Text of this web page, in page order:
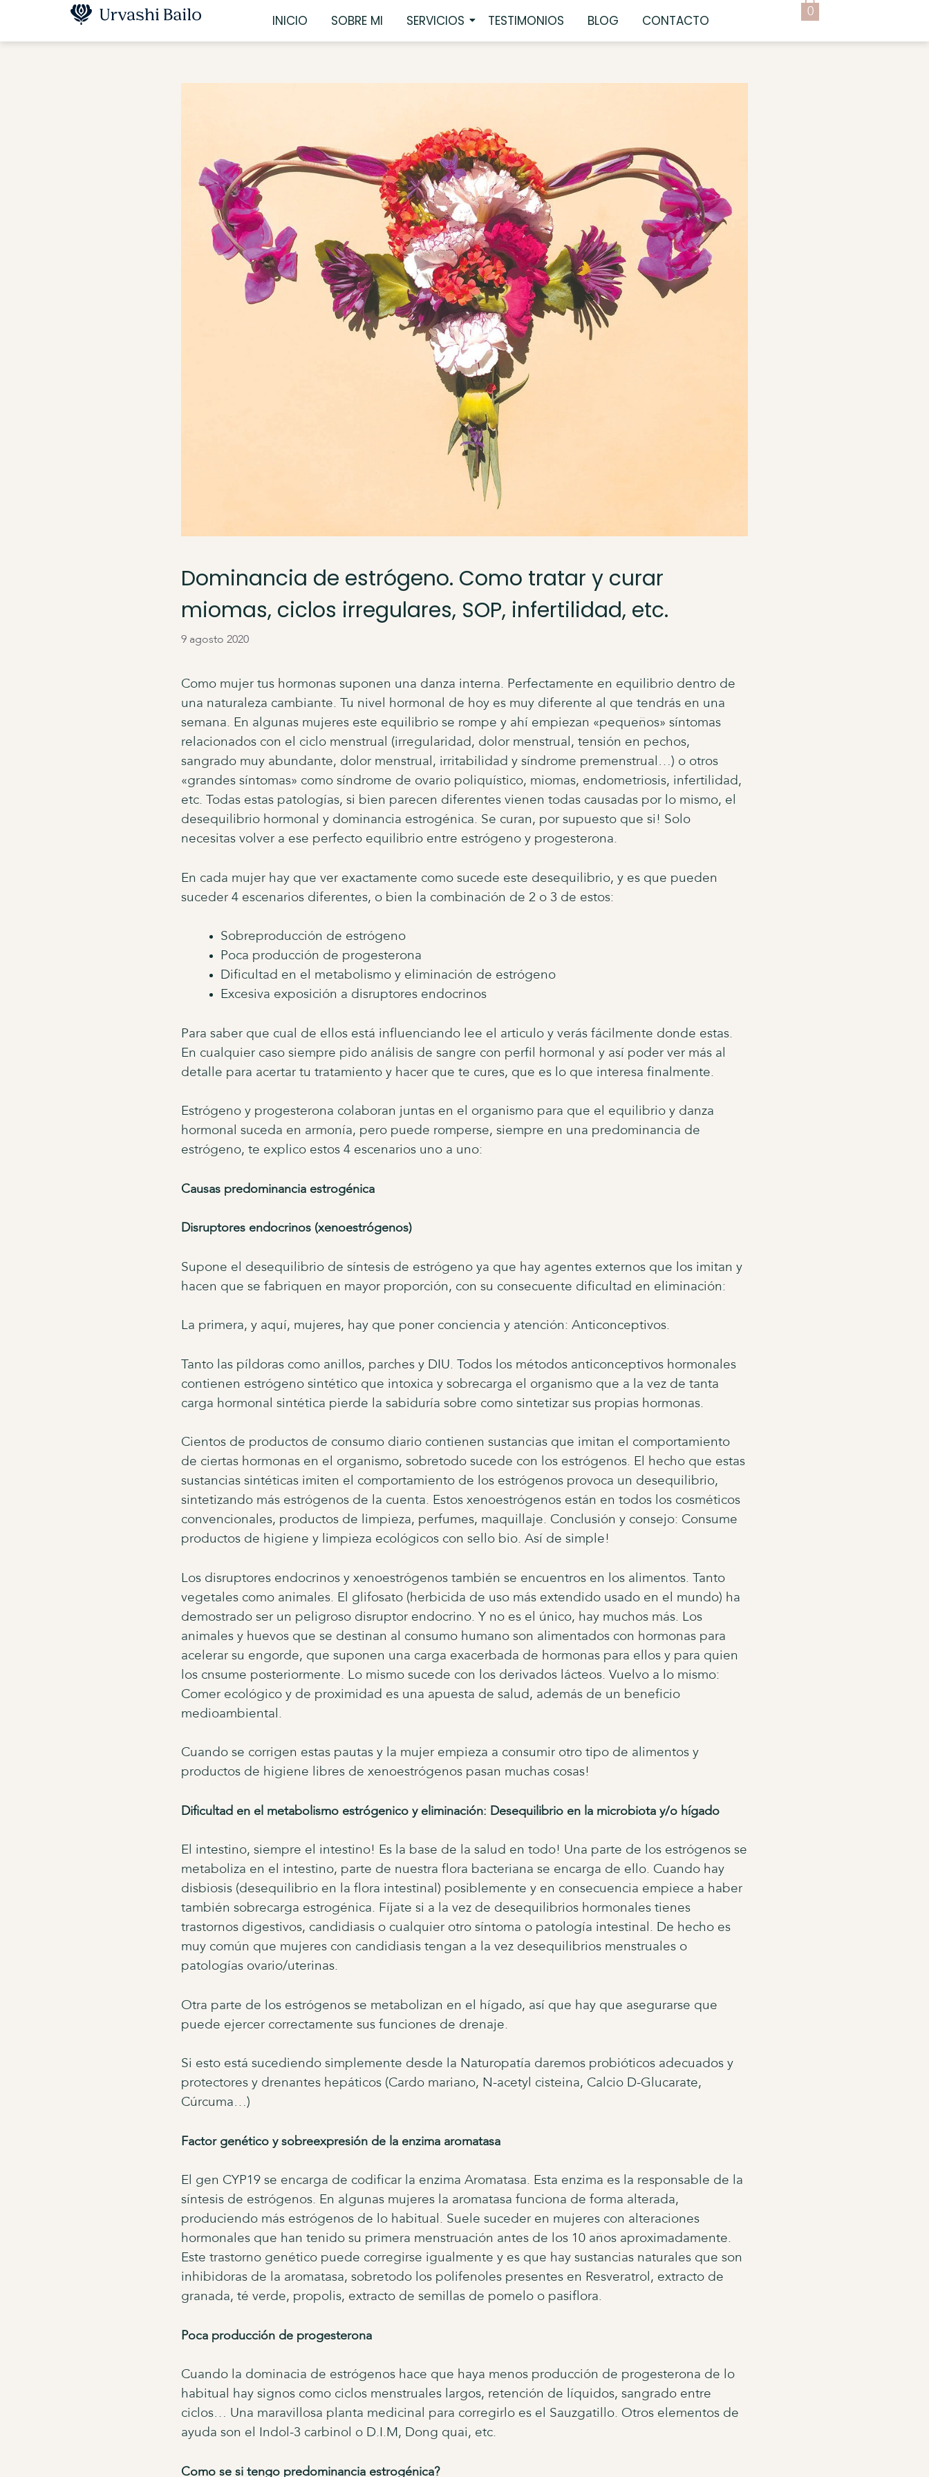
INICIO SOBRE MI SERVICIOS TESTIMONIOS BLOG CONTACTO
0
Dominancia de estrógeno. Como tratar y curar
miomas, ciclos irregulares, SOP, infertilidad, etc.
9 agosto 2020
Como mujer tus hormonas suponen una danza interna. Perfectamente en equilibrio dentro de
una naturaleza cambiante. Tu nivel hormonal de hoy es muy diferente al que tendrás en una
semana. En algunas mujeres este equilibrio se rompe y ahí empiezan «pequeños» síntomas
relacionados con el ciclo menstrual (irregularidad, dolor menstrual, tensión en pechos,
sangrado muy abundante, dolor menstrual, irritabilidad y síndrome premenstrual…) o otros
«grandes síntomas» como síndrome de ovario poliquístico, miomas, endometriosis, infertilidad,
etc. Todas estas patologías, si bien parecen diferentes vienen todas causadas por lo mismo, el
desequilibrio hormonal y dominancia estrogénica. Se curan, por supuesto que si! Solo
necesitas volver a ese perfecto equilibrio entre estrógeno y progesterona.
En cada mujer hay que ver exactamente como sucede este desequilibrio, y es que pueden
suceder 4 escenarios diferentes, o bien la combinación de 2 o 3 de estos:
Sobreproducción de estrógeno
Poca producción de progesterona
Dificultad en el metabolismo y eliminación de estrógeno
Excesiva exposición a disruptores endocrinos
Para saber que cual de ellos está influenciando lee el articulo y verás fácilmente donde estas.
En cualquier caso siempre pido análisis de sangre con perfil hormonal y así poder ver más al
detalle para acertar tu tratamiento y hacer que te cures, que es lo que interesa finalmente.
Estrógeno y progesterona colaboran juntas en el organismo para que el equilibrio y danza
hormonal suceda en armonía, pero puede romperse, siempre en una predominancia de
estrógeno, te explico estos 4 escenarios uno a uno:
Causas predominancia estrogénica
Disruptores endocrinos (xenoestrógenos)
Supone el desequilibrio de síntesis de estrógeno ya que hay agentes externos que los imitan y
hacen que se fabriquen en mayor proporción, con su consecuente dificultad en eliminación:
La primera, y aquí, mujeres, hay que poner conciencia y atención: Anticonceptivos.
Tanto las píldoras como anillos, parches y DIU. Todos los métodos anticonceptivos hormonales
contienen estrógeno sintético que intoxica y sobrecarga el organismo que a la vez de tanta
carga hormonal sintética pierde la sabiduría sobre como sintetizar sus propias hormonas.
Cientos de productos de consumo diario contienen sustancias que imitan el comportamiento
de ciertas hormonas en el organismo, sobretodo sucede con los estrógenos. El hecho que estas
sustancias sintéticas imiten el comportamiento de los estrógenos provoca un desequilibrio,
sintetizando más estrógenos de la cuenta. Estos xenoestrógenos están en todos los cosméticos
convencionales, productos de limpieza, perfumes, maquillaje. Conclusión y consejo: Consume
productos de higiene y limpieza ecológicos con sello bio. Así de simple!
Los disruptores endocrinos y xenoestrógenos también se encuentros en los alimentos. Tanto
vegetales como animales. El glifosato (herbicida de uso más extendido usado en el mundo) ha
demostrado ser un peligroso disruptor endocrino. Y no es el único, hay muchos más. Los
animales y huevos que se destinan al consumo humano son alimentados con hormonas para
acelerar su engorde, que suponen una carga exacerbada de hormonas para ellos y para quien
los cnsume posteriormente. Lo mismo sucede con los derivados lácteos. Vuelvo a lo mismo:
Comer ecológico y de proximidad es una apuesta de salud, además de un beneficio
medioambiental.
Cuando se corrigen estas pautas y la mujer empieza a consumir otro tipo de alimentos y
productos de higiene libres de xenoestrógenos pasan muchas cosas!
Dificultad en el metabolismo estrógenico y eliminación: Desequilibrio en la microbiota y/o hígado
El intestino, siempre el intestino! Es la base de la salud en todo! Una parte de los estrógenos se
metaboliza en el intestino, parte de nuestra flora bacteriana se encarga de ello. Cuando hay
disbiosis (desequilibrio en la flora intestinal) posiblemente y en consecuencia empiece a haber
también sobrecarga estrogénica. Fíjate si a la vez de desequilibrios hormonales tienes
trastornos digestivos, candidiasis o cualquier otro síntoma o patología intestinal. De hecho es
muy común que mujeres con candidiasis tengan a la vez desequilibrios menstruales o
patologías ovario/uterinas.
Otra parte de los estrógenos se metabolizan en el hígado, así que hay que asegurarse que
puede ejercer correctamente sus funciones de drenaje.
Si esto está sucediendo simplemente desde la Naturopatía daremos probióticos adecuados y
protectores y drenantes hepáticos (Cardo mariano, N-acetyl cisteina, Calcio D-Glucarate,
Cúrcuma…)
Factor genético y sobreexpresión de la enzima aromatasa
El gen CYP19 se encarga de codificar la enzima Aromatasa. Esta enzima es la responsable de la
síntesis de estrógenos. En algunas mujeres la aromatasa funciona de forma alterada,
produciendo más estrógenos de lo habitual. Suele suceder en mujeres con alteraciones
hormonales que han tenido su primera menstruación antes de los 10 años aproximadamente.
Este trastorno genético puede corregirse igualmente y es que hay sustancias naturales que son
inhibidoras de la aromatasa, sobretodo los polifenoles presentes en Resveratrol, extracto de
granada, té verde, propolis, extracto de semillas de pomelo o pasiflora.
Poca producción de progesterona
Cuando la dominacia de estrógenos hace que haya menos producción de progesterona de lo
habitual hay signos como ciclos menstruales largos, retención de líquidos, sangrado entre
ciclos… Una maravillosa planta medicinal para corregirlo es el Sauzgatillo. Otros elementos de
ayuda son el Indol-3 carbinol o D.I.M, Dong quai, etc.
Como se si tengo predominancia estrogénica?